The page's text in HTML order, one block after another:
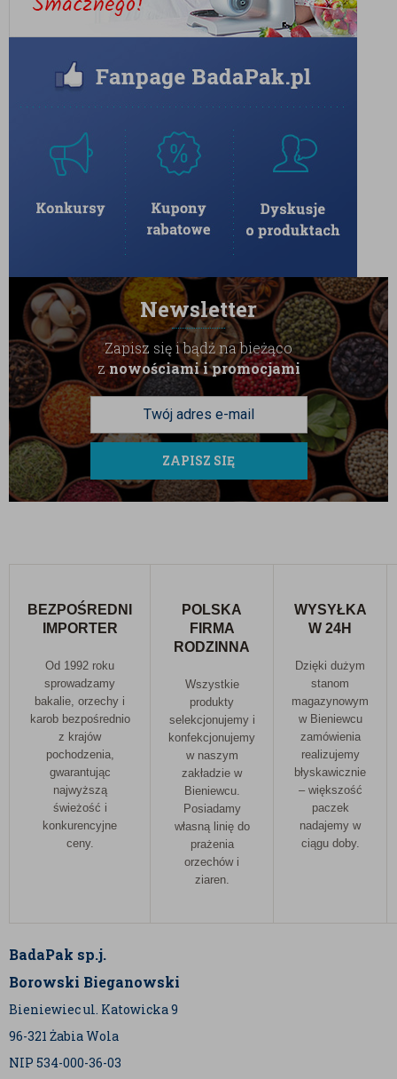
karmelowy profil, możesz dodać szczyptę cynamonu
możesz całkowicie zrezygnować z dodawania cukru!
PRZECHOWYWANIE I JAKOŚĆ
Jakokonfekcjoner
, pakujemy nasz karob w szczelne
opakowania, które chronią go przed wilgocią.
Przechowuj produkt w suchym i chłodnym miejscu, aby
zachować jego sypkość i głęboki aromat przez cały
okres użytkowania.
Wybierz Karob BadaPak – postaw na jakość od
sprawdzonego importera i ciesz się smakiem
natury w najlepszym wydaniu!
Newsletter
Zapisz się i bądź na bieżąco
znowościami i promocjami
ZAPISZ SIĘ
BEZPOŚREDNI
IMPORTER
Od 1992 roku
sprowadzamy
bakalie, orzechy i
karob bezpośrednio
z krajów
pochodzenia,
gwarantując
najwyższą
świeżość i
konkurencyjne
ceny.
POLSKA
FIRMA
RODZINNA
Wszystkie
produkty
selekcjonujemy i
konfekcjonujemy
w naszym
zakładzie w
Bieniewcu.
Posiadamy
własną linię do
prażenia
orzechów i
ziaren.
WYSYŁKA
W 24H
Dzięki dużym
stanom
magazynowym
w Bieniewcu
zamówienia
realizujemy
błyskawicznie
– większość
paczek
nadajemy w
ciągu doby.
BadaPak sp.j.
Borowski Bieganowski
Bieniewiec ul. Katowicka 9
96-321 Żabia Wola
NIP 534-000-36-03